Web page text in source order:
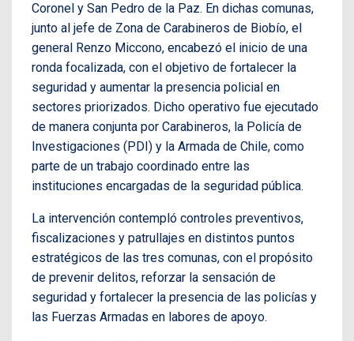
Coronel y San Pedro de la Paz. En dichas comunas,
junto al jefe de Zona de Carabineros de Biobío, el
general Renzo Miccono, encabezó el inicio de una
ronda focalizada, con el objetivo de fortalecer la
seguridad y aumentar la presencia policial en
sectores priorizados. Dicho operativo fue ejecutado
de manera conjunta por Carabineros, la Policía de
Investigaciones (PDI) y la Armada de Chile, como
parte de un trabajo coordinado entre las
instituciones encargadas de la seguridad pública.
La intervención contempló controles preventivos,
fiscalizaciones y patrullajes en distintos puntos
estratégicos de las tres comunas, con el propósito
de prevenir delitos, reforzar la sensación de
seguridad y fortalecer la presencia de las policías y
las Fuerzas Armadas en labores de apoyo.